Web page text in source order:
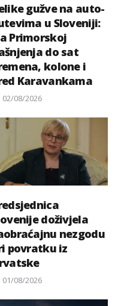
gužve na auto-
u Sloveniji:
Primorskoj
do sat
kolone i
Karavankama
Posted
02/08/2026
doživjela
nezgodu
povratku iz
Posted
01/08/2026